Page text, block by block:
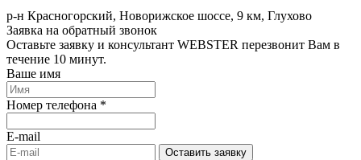
р-н Красногорский, Новорижское шоссе, 9 км, Глухово
Заявка на обратный звонок
Оставьте заявку и консультант WEBSTER перезвонит Вам в
течение 10 минут.
Ваше имя
Номер телефона *
E-mail
Оставить заявку